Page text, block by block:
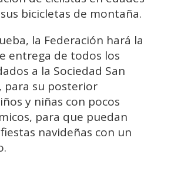
bicicletas de montaña.
la Federación hará la
entrega de todos los
a la Sociedad San
para su posterior
y niñas con pocos
para que puedan
navideñas con un